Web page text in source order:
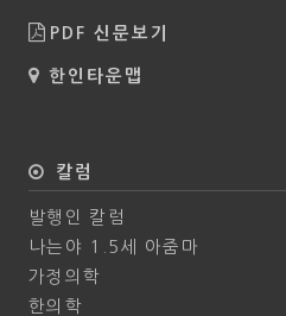
PDF 신문보기
한인타운맵
칼럼
발행인 칼럼
나는야 1.5세 아줌마
가정의학
한의학